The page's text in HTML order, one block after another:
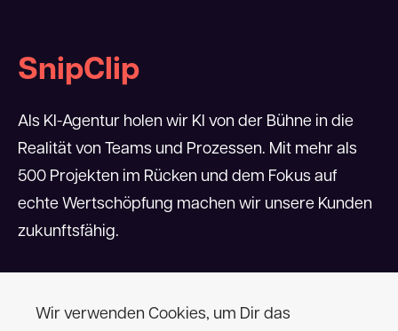
SnipClip
Als KI-Agentur holen wir KI von der Bühne in die
Realität von Teams und Prozessen. Mit mehr als
500 Projekten im Rücken und dem Fokus auf
echte Wertschöpfung machen wir unsere Kunden
zukunftsfähig.
info@snipclip.com
Aventinstr. 6
Wir verwenden Cookies, um Dir das